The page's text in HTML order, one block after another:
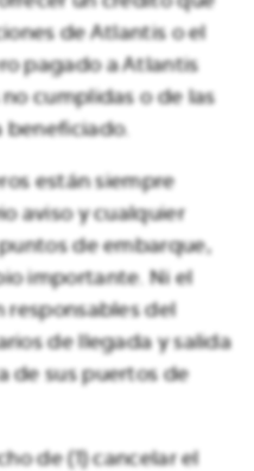
de Atlantis o el
pagado a Atlantis
cumplidas o de las
beneficiado.
están siempre
aviso y cualquier
de embarque,
importante. Ni el
responsables del
de llegada y salida
de sus puertos de
de (1) cancelar el